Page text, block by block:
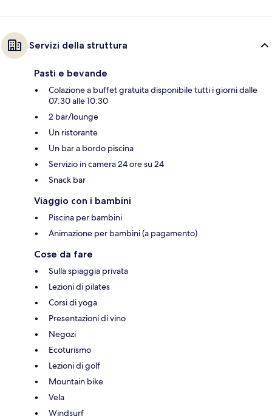
Servizi della struttura
Pasti e bevande
Colazione a buffet gratuita disponibile tutti i giorni dalle
07:30 alle 10:30
2 bar/lounge
Un ristorante
Un bar a bordo piscina
Servizio in camera 24 ore su 24
Snack bar
Viaggio con i bambini
Piscina per bambini
Animazione per bambini (a pagamento)
Cose da fare
Sulla spiaggia privata
Lezioni di pilates
Corsi di yoga
Presentazioni di vino
Negozi
Ecoturismo
Lezioni di golf
Mountain bike
Vela
Windsurf